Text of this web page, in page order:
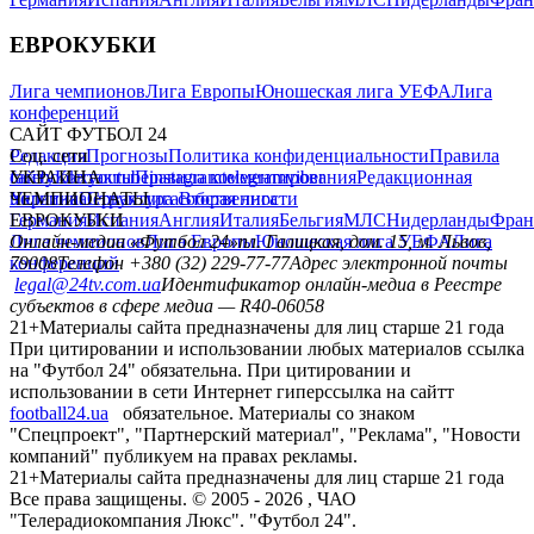
ЕВРОКУБКИ
Лига чемпионовЛига ЕвропыЮношеская лига УЕФАЛига
конференций
САЙТ ФУТБОЛ 24
РедакцияПрогнозыПолитика конфиденциальностиПравила
сайтуКонтактыПравила комментированияРедакционная
политикаСтруктура собственности
Соц. сети
facebookxyoutubeinstagramtelegramviber
УКРАИНА
УкраинаПервая лигаВторая лига
ЧЕМПИОНАТЫ
ГерманияИспанияАнглияИталияБельгияМЛСНидерланды
ЕВРОКУБКИ
Лига чемпионовЛига ЕвропыЮношеская лига УЕФАЛига
конференций
Онлайн-медиа «Футбол 24»пл. Галицкая, дом. 15, м. Львов,
79008Телефон +380 (32) 229-77-77Адрес электронной почты
legal@24tv.com.uaИдентификатор онлайн-медиа в Реестре
субъектов в сфере медиа — R40-06058
21+Материалы сайта предназначены для лиц старше 21 года
При цитировании и использовании любых материалов ссылка
на "Футбол 24" обязательна. При цитировании и
использовании в сети Интернет гиперссылка на сайтт
football24.ua
обязательное. Материалы со знаком
"Спецпроект", "Партнерский материал", "Реклама", "Новости
компаний" публикуем на правах рекламы.
21+Материалы сайта предназначены для лиц старше 21 года
Все права защищены. © 2005 - 2026 , ЧАО
"Телерадиокомпания Люкс". "Футбол 24".